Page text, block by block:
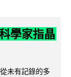
學家指晶
未有記錄的多